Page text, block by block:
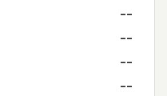
--
--
--
--